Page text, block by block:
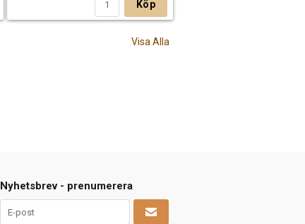
Köp
Visa Alla
Nyhetsbrev - prenumerera